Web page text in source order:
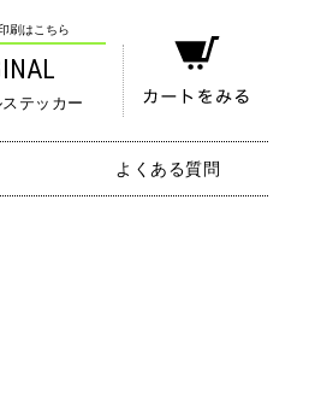
刷はこちら
テッカー
よくある質問